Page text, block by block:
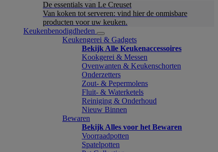
De essentials van Le Creuset
Van koken tot serveren: vind hier de onmisbare
producten voor uw keuken.
Keukenbenodigdheden
Keukengerei & Gadgets
Bekijk Alle Keukenaccessoires
Kookgerei & Messen
Ovenwanten & Keukenschorten
Onderzetters
Zout- & Pepermolens
Fluit- & Waterketels
Reiniging & Onderhoud
Nieuw Binnen
Bewaren
Bekijk Alles voor het Bewaren
Voorraadpotten
Spatelpotten